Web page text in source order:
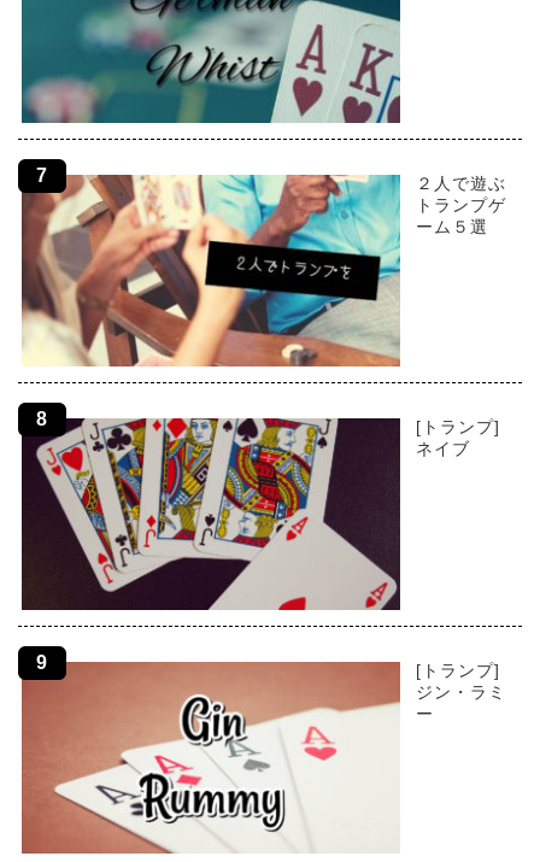
２人で遊ぶ
トランプゲ
ーム５選
[トランプ]
ネイブ
[トランプ]
ジン・ラミ
ー